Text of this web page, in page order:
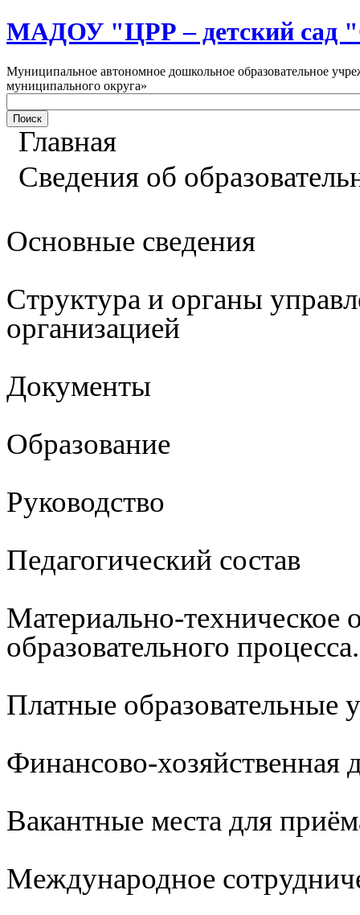
МАДОУ "ЦРР – детский
Муниципальное автономное дошкольное образовательное
муниципального округа»
Главная
Сведения об
Основные сведения
Структура и органы
организацией
Документы
Образование
Руководство
Педагогический состав
Материально-техническое
образовательного
Платные образовательные
Финансово-хозяйственная
Вакантные места для
Международное